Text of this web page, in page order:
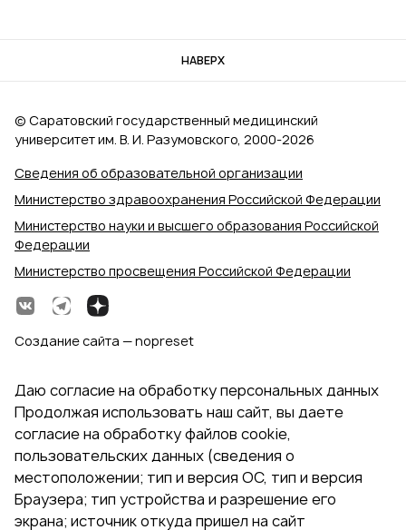
НАВЕРХ
Сведения об образовательной организации
Министерство здравоохранения Российской Федерации
Министерство науки и высшего образования Российской
Федерации
Министерство просвещения Российской Федерации
© Саратовский государственный медицинский
университет им. В. И. Разумовского, 2000‑2026
Создание сайта — nopreset
Даю согласие на обработку персональных данных
Продолжая использовать наш сайт, вы даете
согласие на обработку файлов cookie,
пользовательских данных (сведения о
местоположении; тип и версия ОС, тип и версия
Браузера; тип устройства и разрешение его
экрана; источник откуда пришел на сайт